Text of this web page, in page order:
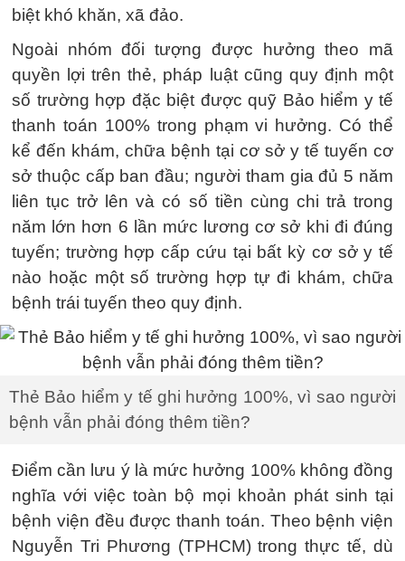
biệt khó khăn, xã đảo.
Ngoài nhóm đối tượng được hưởng theo mã
quyền lợi trên thẻ, pháp luật cũng quy định một
số trường hợp đặc biệt được quỹ Bảo hiểm y tế
thanh toán 100% trong phạm vi hưởng. Có thể
kể đến khám, chữa bệnh tại cơ sở y tế tuyến cơ
sở thuộc cấp ban đầu; người tham gia đủ 5 năm
liên tục trở lên và có số tiền cùng chi trả trong
năm lớn hơn 6 lần mức lương cơ sở khi đi đúng
tuyến; trường hợp cấp cứu tại bất kỳ cơ sở y tế
nào hoặc một số trường hợp tự đi khám, chữa
bệnh trái tuyến theo quy định.
Thẻ Bảo hiểm y tế ghi hưởng 100%, vì sao người
bệnh vẫn phải đóng thêm tiền?
Điểm cần lưu ý là mức hưởng 100% không đồng
nghĩa với việc toàn bộ mọi khoản phát sinh tại
bệnh viện đều được thanh toán. Theo bệnh viện
Nguyễn Tri Phương (TPHCM) trong thực tế, dù